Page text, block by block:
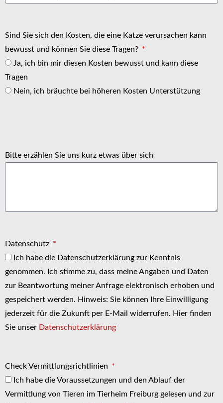
Sind Sie sich den Kosten, die eine Katze verursachen kann
bewusst und können Sie diese Tragen?
Ja, ich bin mir diesen Kosten bewusst und kann diese
Tragen
Nein, ich bräuchte bei höheren Kosten Unterstützung
Bitte erzählen Sie uns kurz etwas über sich
Datenschutz
Ich habe die Datenschutzerklärung zur Kenntnis
genommen. Ich stimme zu, dass meine Angaben und Daten
zur Beantwortung meiner Anfrage elektronisch erhoben und
gespeichert werden. Hinweis: Sie können Ihre Einwilligung
jederzeit für die Zukunft per E-Mail widerrufen. Hier finden
Sie unser Datenschutzerklärung
Check Vermittlungsrichtlinien
Ich habe die Voraussetzungen und den Ablauf der
Vermittlung von Tieren im Tierheim Freiburg gelesen und zur